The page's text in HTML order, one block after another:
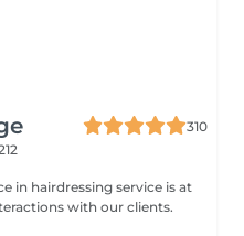
310
with our clients.